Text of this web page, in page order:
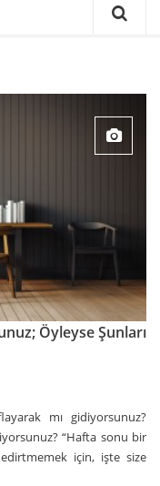
Öyleyse Şunları
mı gidiyorsunuz?
“Hafta sonu bir
için, işte size